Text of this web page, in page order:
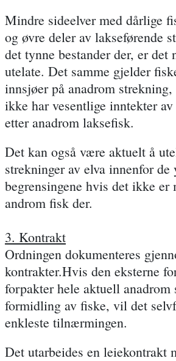
Mindre sideelver med dårlige
og øvre deler av lakseførende
det tynne bestander der, er det
utelate. Det samme gjelder
innsjøer på anadrom strekning,
ikke har vesentlige inntekter
etter anadrom laksefisk.
Det kan også være aktuelt å
strekninger av elva innenfor de
begrensingene hvis det ikke
androm fisk der.
3. Kontrakt
Ordningen dokumenteres
kontrakter.Hvis den eksterne
forpakter hele aktuell anadrom
formidling av fiske, vil det
enkleste tilnærmingen.
Det utarbeides en leiekontrakt